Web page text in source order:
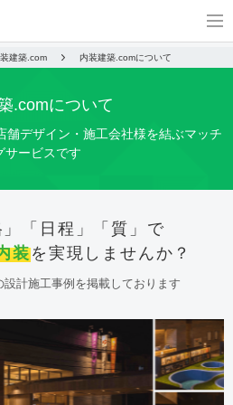
建築.com 内装建築.comについて
.comについて
舗デザイン・施工会社様を結ぶマッチ
サービスです
「日程」「質」で
装を実現しませんか？
計施工事例を掲載しております